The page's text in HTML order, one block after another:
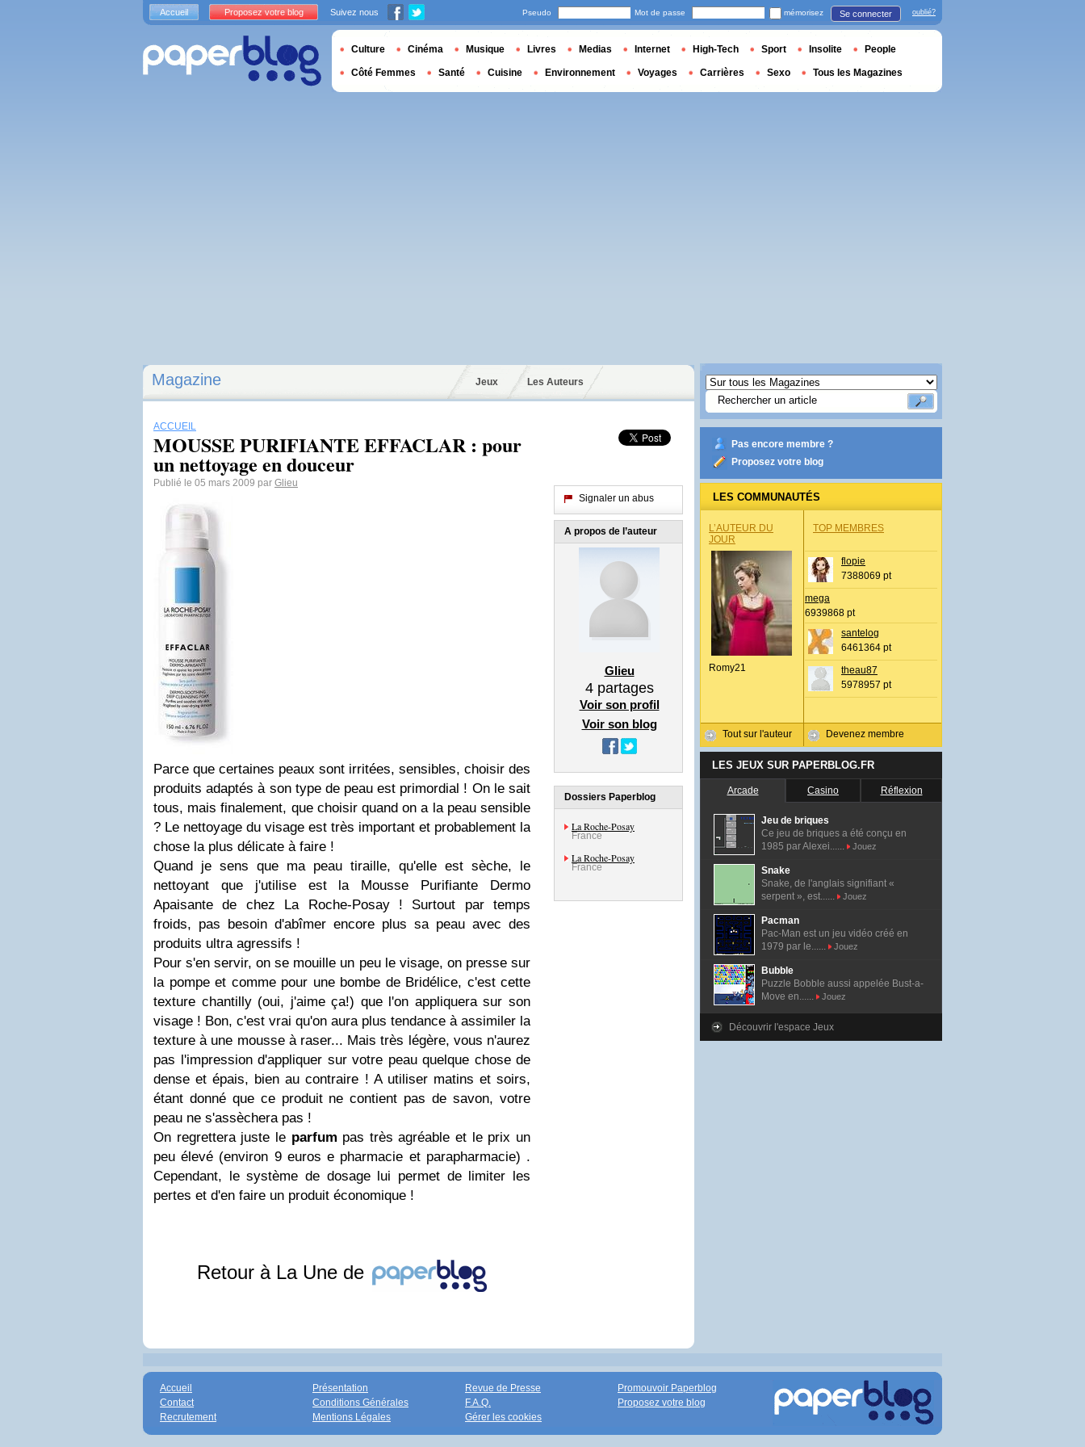
Magazine Jeux Les Auteurs
ACCUEIL
MOUSSE PURIFIANTE EFFACLAR : pour
un nettoyage en douceur
Publié le 05 mars 2009 par Glieu
Parce que certaines peaux sont irritées, sensibles, choisir des
produits adaptés à son type de peau est primordial ! On le sait
tous, mais finalement, que choisir quand on a la peau sensible
? Le nettoyage du visage est très important et probablement la
chose la plus délicate à faire !
Quand je sens que ma peau tiraille, qu'elle est sèche, le
nettoyant que j'utilise est la Mousse Purifiante Dermo
Apaisante de chez La Roche-Posay! Surtout par temps
froids, pas besoin d'abîmer encore plus sa peau avec des
produits ultra agressifs !
Pour s'en servir, on se mouille un peu le visage, on presse sur
la pompe et comme pour une bombe de Bridélice, c'est cette
texture chantilly (oui, j'aime ça!) que l'on appliquera sur son
visage ! Bon, c'est vrai qu'on aura plus tendance à assimiler la
texture à une mousse à raser... Mais très légère, vous n'aurez
pas l'impression d'appliquer sur votre peauquelque chose de
dense et épais, bien au contraire ! A utiliser matins et soirs,
étant donné que ce produit ne contient pas desavon, votre
peau ne s'assèchera pas !
On regrettera juste le parfum pas très agréable et le prix un
peu élevé (environ 9 euros e pharmacie et parapharmacie) .
Cependant, le système de dosage lui permet de limiter les
pertes et d'en faire un produit économique !
Retour à La Une de
Signaler un abus
A propos de l’auteur
Glieu
4partages
Voir son profil
Voir son blog
Dossiers Paperblog
La Roche-Posay
France
La Roche-Posay
France
Pas encore membre ?
Proposez votre blog
LES COMMUNAUTÉS
L’AUTEUR DU
JOUR
Romy21
Tout sur l'auteur
TOP MEMBRES
flopie
7388069 pt
mega
6939868 pt
santelog
6461364 pt
theau87
5978957 pt
Devenez membre
LES JEUX SUR PAPERBLOG.FR
Arcade Casino Réflexion
Jeu de briques
Ce jeu de briques a été conçu en
1985 par Alexei......
Jouez
Snake
Snake, de l'anglais signifiant «
serpent », est......
Jouez
Pacman
Pac-Man est un jeu vidéo créé en
1979 par le......
Jouez
Bubble
Puzzle Bobble aussi appelée Bust-a-
Move en......
Jouez
Découvrir l'espace Jeux
Accueil Proposez votre blog Suivez nous Pseudo Mot de passe mémorisez Se connecter oublié?
Culture Cinéma Musique Livres Medias Internet High-Tech Sport Insolite People
Côté Femmes Santé Cuisine Environnement Voyages Carrières Sexo Tous les Magazines
Accueil
Contact
Recrutement
Présentation
Conditions Générales
Mentions Légales
Revue de Presse
F.A.Q.
Gérer les cookies
Promouvoir Paperblog
Proposez votre blog